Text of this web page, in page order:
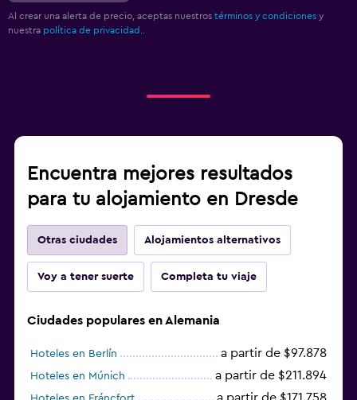
Al crear una alerta de precio, aceptas nuestros términos y condiciones y
nuestra política de privacidad.
Encuentra mejores resultados
para tu alojamiento en Dresde
Otras ciudades Alojamientos alternativos
Voy a tener suerte Completa tu viaje
Ciudades populares en Alemania
Hoteles en Berlín a partir de $97.878
Hoteles en Múnich a partir de $211.894